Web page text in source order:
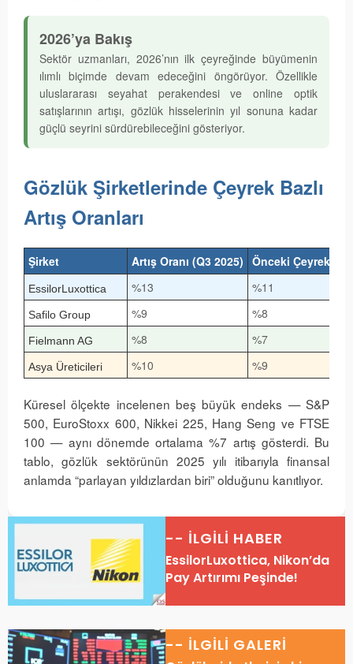
2026’ya Bakış
Sektör uzmanları, 2026’nın ilk çeyreğinde büyümenin
ılımlı biçimde devam edeceğini öngörüyor. Özellikle
uluslararası seyahat perakendesi ve online optik
satışlarının artışı, gözlük hisselerinin yıl sonuna kadar
güçlü seyrini sürdürebileceğini gösteriyor.
Gözlük Şirketlerinde Çeyrek Bazlı
Artış Oranları
Şirket Artış Oranı (Q3 2025) Önceki Çeyrek
EssilorLuxottica %13 %11
Safilo Group %9 %8
Fielmann AG %8 %7
Asya Üreticileri %10 %9
Küresel ölçekte incelenen beş büyük endeks — S&P
500, EuroStoxx 600, Nikkei 225, Hang Seng ve FTSE
100 — aynı dönemde ortalama %7 artış gösterdi. Bu
tablo, gözlük sektörünün 2025 yılı itibarıyla finansal
anlamda “parlayan yıldızlardan biri” olduğunu kanıtlıyor.
-- İLGİLİ HABER
EssilorLuxottica, Nikon’da
Pay Artırımı Peşinde!
-- İLGİLİ GALERİ